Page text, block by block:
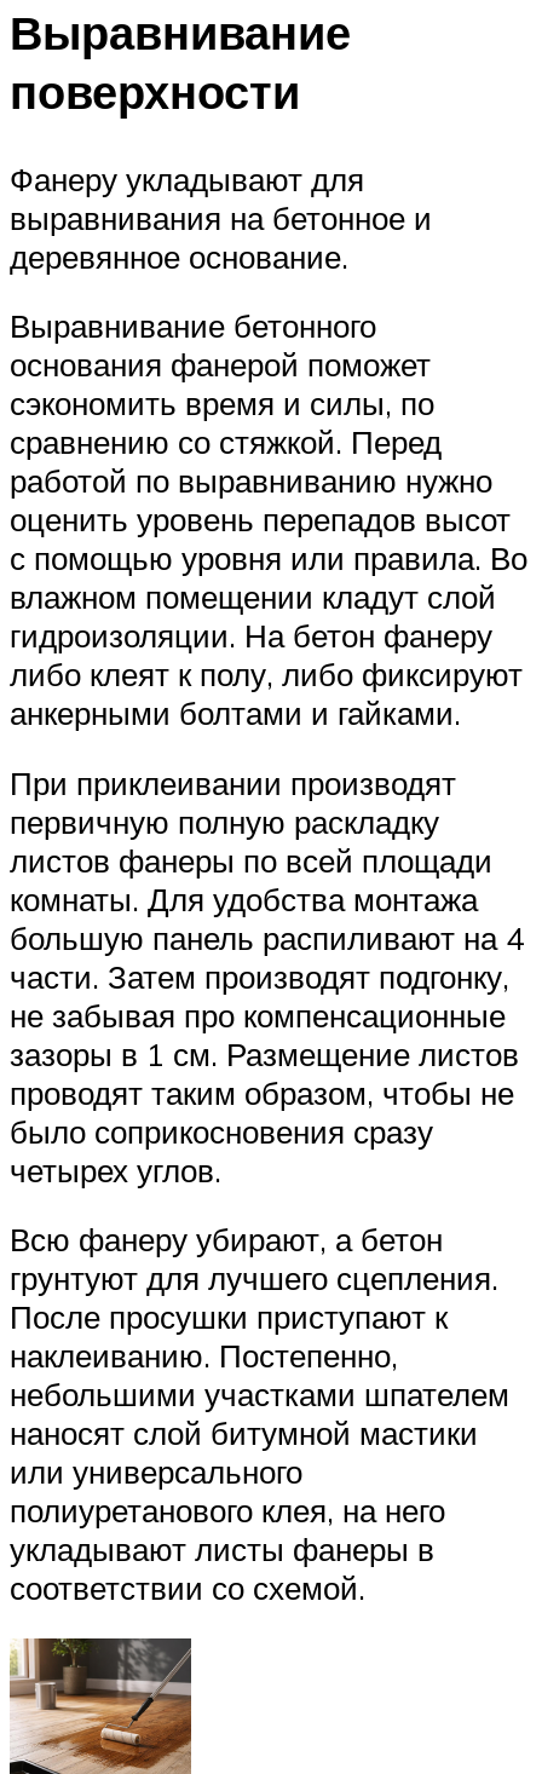
Выравнивание
поверхности
Фанеру укладывают для
выравнивания на бетонное и
деревянное основание.
Выравнивание бетонного
основания фанерой поможет
сэкономить время и силы, по
сравнению со стяжкой. Перед
работой по выравниванию нужно
оценить уровень перепадов высот
с помощью уровня или правила. Во
влажном помещении кладут слой
гидроизоляции. На бетон фанеру
либо клеят к полу, либо фиксируют
анкерными болтами и гайками.
При приклеивании производят
первичную полную раскладку
листов фанеры по всей площади
комнаты. Для удобства монтажа
большую панель распиливают на 4
части. Затем производят подгонку,
не забывая про компенсационные
зазоры в 1 см. Размещение листов
проводят таким образом, чтобы не
было соприкосновения сразу
четырех углов.
Всю фанеру убирают, а бетон
грунтуют для лучшего сцепления.
После просушки приступают к
наклеиванию. Постепенно,
небольшими участками шпателем
наносят слой битумной мастики
или универсального
полиуретанового клея, на него
укладывают листы фанеры в
соответствии со схемой.